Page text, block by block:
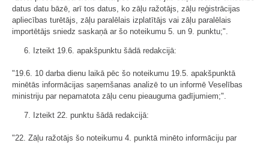
datus datu bāzē, arī tos datus, ko zāļu ražotājs, zāļu reģistrācijas
apliecības turētājs, zāļu paralēlais izplatītājs vai zāļu paralēlais
importētājs sniedz saskaņā ar šo noteikumu 5. un 9. punktu;".
6. Izteikt 19.6. apakšpunktu šādā redakcijā:
"19.6. 10 darba dienu laikā pēc šo noteikumu 19.5. apakšpunktā
minētās informācijas saņemšanas analizē to un informē Veselības
ministriju par nepamatota zāļu cenu pieauguma gadījumiem;".
7. Izteikt 22. punktu šādā redakcijā:
"22. Zāļu ražotājs šo noteikumu 4. punktā minēto informāciju par